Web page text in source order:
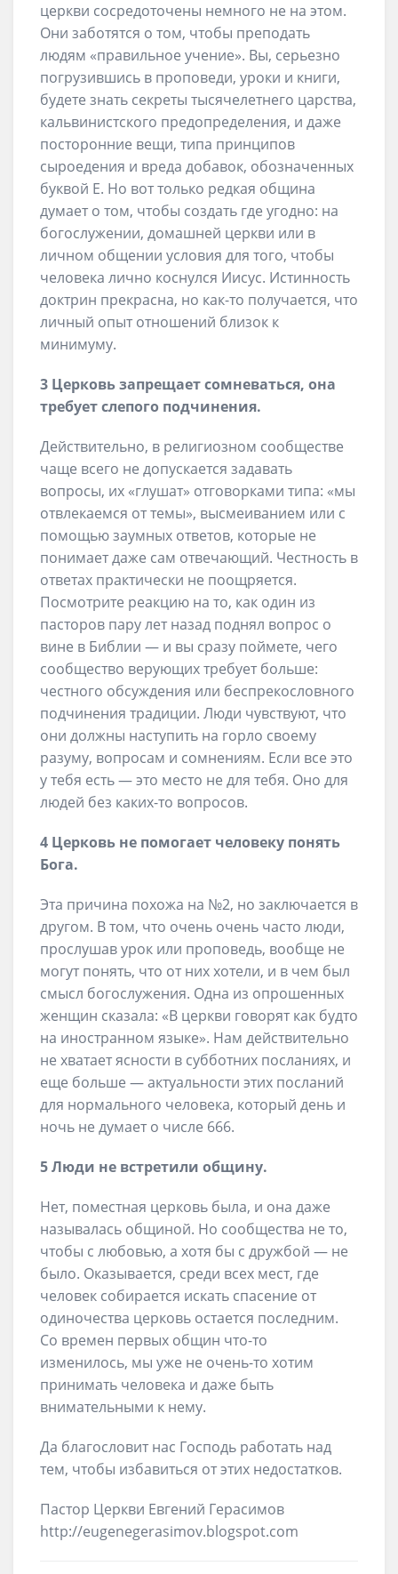
церкви сосредоточены немного не на этом.
Они заботятся о том, чтобы преподать
людям «правильное учение». Вы, серьезно
погрузившись в проповеди, уроки и книги,
будете знать секреты тысячелетнего царства,
кальвинистского предопределения, и даже
посторонние вещи, типа принципов
сыроедения и вреда добавок, обозначенных
буквой Е. Но вот только редкая община
думает о том, чтобы создать где угодно: на
богослужении, домашней церкви или в
личном общении условия для того, чтобы
человека лично коснулся Иисус. Истинность
доктрин прекрасна, но как-то получается, что
личный опыт отношений близок к
минимуму.
3 Церковь запрещает сомневаться, она
требует слепого подчинения.
Действительно, в религиозном сообществе
чаще всего не допускается задавать
вопросы, их «глушат» отговорками типа: «мы
отвлекаемся от темы», высмеиванием или с
помощью заумных ответов, которые не
понимает даже сам отвечающий. Честность в
ответах практически не поощряется.
Посмотрите реакцию на то, как один из
пасторов пару лет назад поднял вопрос о
вине в Библии — и вы сразу поймете, чего
сообщество верующих требует больше:
честного обсуждения или беспрекословного
подчинения традиции. Люди чувствуют, что
они должны наступить на горло своему
разуму, вопросам и сомнениям. Если все это
у тебя есть — это место не для тебя. Оно для
людей без каких-то вопросов.
4 Церковь не помогает человеку понять
Бога.
Эта причина похожа на №2, но заключается в
другом. В том, что очень очень часто люди,
прослушав урок или проповедь, вообще не
могут понять, что от них хотели, и в чем был
смысл богослужения. Одна из опрошенных
женщин сказала: «В церкви говорят как будто
на иностранном языке». Нам действительно
не хватает ясности в субботних посланиях, и
еще больше — актуальности этих посланий
для нормального человека, который день и
ночь не думает о числе 666.
5 Люди не встретили общину.
Нет, поместная церковь была, и она даже
называлась общиной. Но сообщества не то,
чтобы с любовью, а хотя бы с дружбой — не
было. Оказывается, среди всех мест, где
человек собирается искать спасение от
одиночества церковь остается последним.
Со времен первых общин что-то
изменилось, мы уже не очень-то хотим
принимать человека и даже быть
внимательными к нему.
Да благословит нас Господь работать над
тем, чтобы избавиться от этих недостатков.
Пастор Церкви Евгений Герасимов
http://eugenegerasimov.blogspot.com